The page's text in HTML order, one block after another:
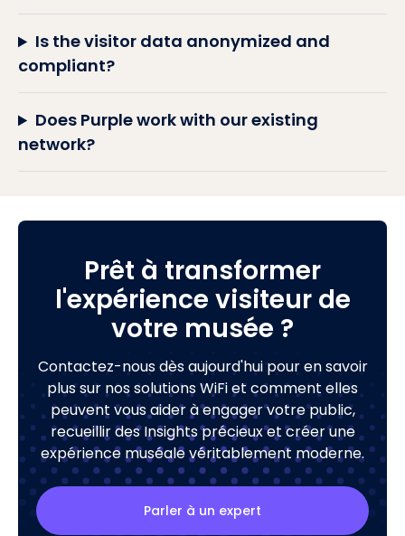
Is the visitor data anonymized and
compliant?
Does Purple work with our existing
network?
Prêt à transformer
l'expérience visiteur de
votre musée ?
Contactez-nous dès aujourd'hui pour en savoir
plus sur nos solutions WiFi et comment elles
peuvent vous aider à engager votre public,
recueillir des Insights précieux et créer une
expérience muséale véritablement moderne.
Parler à un expert